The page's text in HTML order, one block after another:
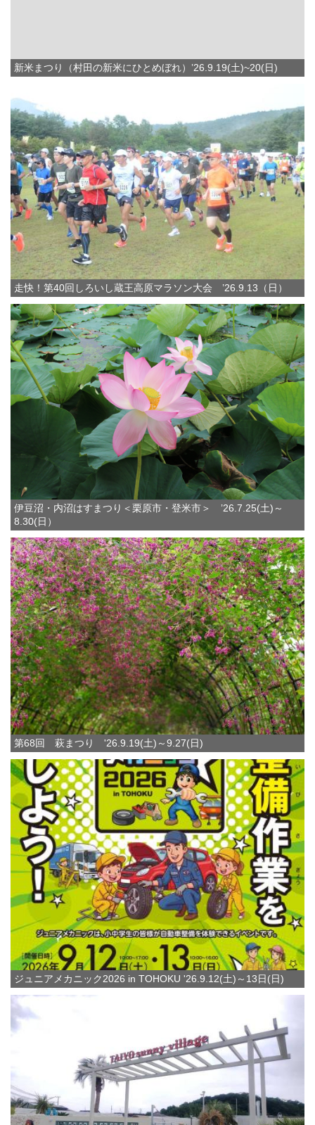
新米まつり（村田の新米にひとめぼれ）’26.9.19(土)~20(日)
走快！第40回しろいし蔵王高原マラソン大会 ’26.9.13（日）
伊豆沼・内沼はすまつり＜栗原市・登米市＞ ’26.7.25(土)～
8.30(日）
第68回 萩まつり '26.9.19(土)～9.27(日)
ジュニアメカニック2026 in TOHOKU '26.9.12(土)～13日(日)